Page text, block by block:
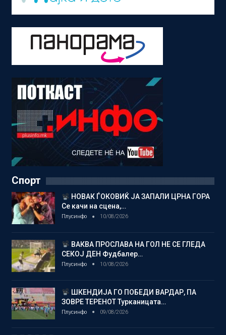
Спорт
НОВАК ЃОКОВИЌ ЈА ЗАПАЛИ ЦРНА ГОРА
Се качи на сцена,…
Плусинфо 10/08/2026
ВАКВА ПРОСЛАВА НА ГОЛ НЕ СЕ ГЛЕДА
СЕКОЈ ДЕН Фудбалер…
Плусинфо 10/08/2026
ШКЕНДИЈА ГО ПОБЕДИ ВАРДАР, ПА
ЗОВРЕ ТЕРЕНОТ Турканицата…
Плусинфо 09/08/2026